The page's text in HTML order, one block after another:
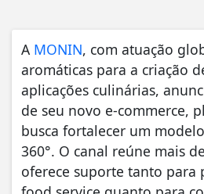
A MONIN, com atuação
aromáticas para a criação
aplicações culinárias,
de seu novo e-commerce,
busca fortalecer um
360°. O canal reúne mais
oferece suporte tanto para